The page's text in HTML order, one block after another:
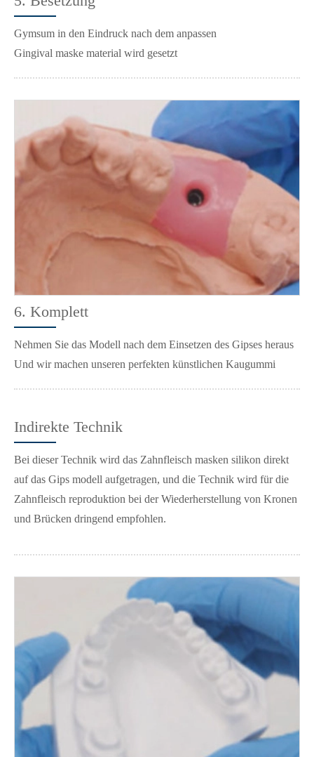
Gymsum in den Eindruck nach dem anpassen
Gingival maske material wird gesetzt
6. Komplett
Nehmen Sie das Modell nach dem Einsetzen des Gipses heraus
Und wir machen unseren perfekten künstlichen Kaugummi
Indirekte Technik
Bei dieser Technik wird das Zahnfleisch masken silikon direkt
auf das Gips modell aufgetragen, und die Technik wird für die
Zahnfleisch reproduktion bei der Wiederherstellung von Kronen
und Brücken dringend empfohlen.